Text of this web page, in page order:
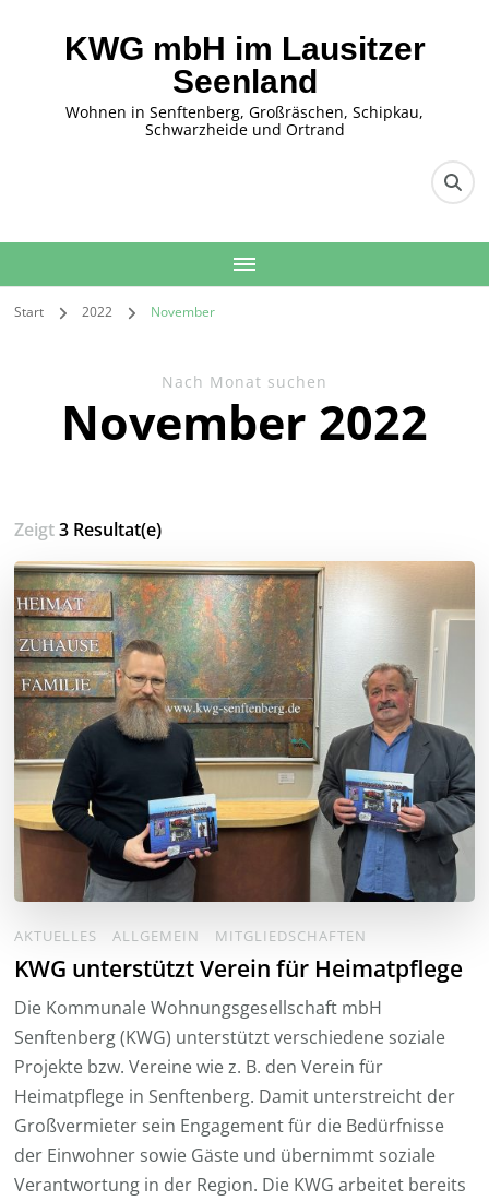
KWG mbH im Lausitzer
Seenland
Wohnen in Senftenberg, Großräschen, Schipkau,
Schwarzheide und Ortrand
Start 2022 November
Nach Monat suchen
November 2022
Zeigt3 Resultat(e)
AKTUELLES ALLGEMEIN MITGLIEDSCHAFTEN
KWG unterstützt Verein für Heimatpflege
Die Kommunale Wohnungsgesellschaft mbH
Senftenberg (KWG) unterstützt verschiedene soziale
Projekte bzw. Vereine wie z. B. den Verein für
Heimatpflege in Senftenberg. Damit unterstreicht der
Großvermieter sein Engagement für die Bedürfnisse
der Einwohner sowie Gäste und übernimmt soziale
Verantwortung in der Region. Die KWG arbeitet bereits